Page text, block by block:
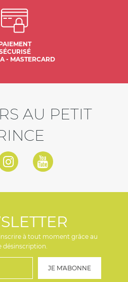
- MASTERCARD
AU PETIT
à tout moment grâce au
désinscription.